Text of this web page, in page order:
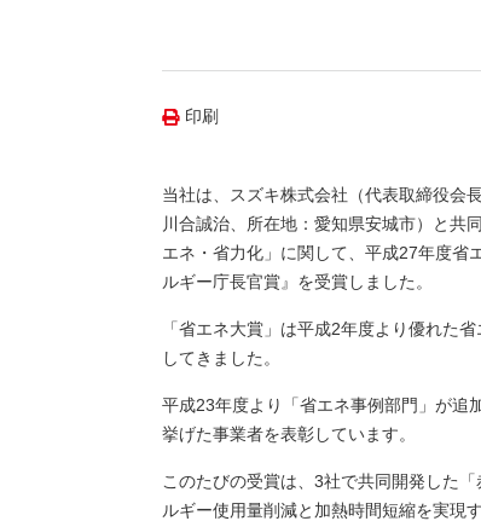
印刷
当社は、スズキ株式会社（代表取締役会
川合誠治、所在地：愛知県安城市）と共
エネ・省力化」に関して、平成27年度省
ルギー庁長官賞』を受賞しました。
「省エネ大賞」は平成2年度より優れた
してきました。
平成23年度より「省エネ事例部門」が追
挙げた事業者を表彰しています。
このたびの受賞は、3社で共同開発した
ルギー使用量削減と加熱時間短縮を実現